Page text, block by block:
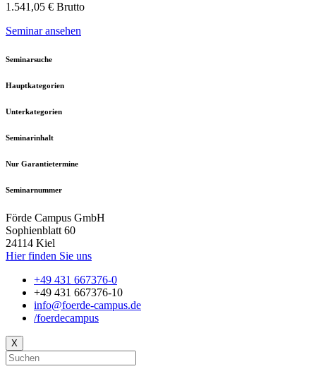
1.541,05 € Brutto
Seminar ansehen
Seminarsuche
Hauptkategorien
Unterkategorien
Seminarinhalt
Nur Garantietermine
Seminarnummer
Förde Campus GmbH
Sophienblatt 60
24114 Kiel
Hier finden Sie uns
+49 431 667376-0
+49 431 667376-10
info@foerde-campus.de
/foerdecampus
X